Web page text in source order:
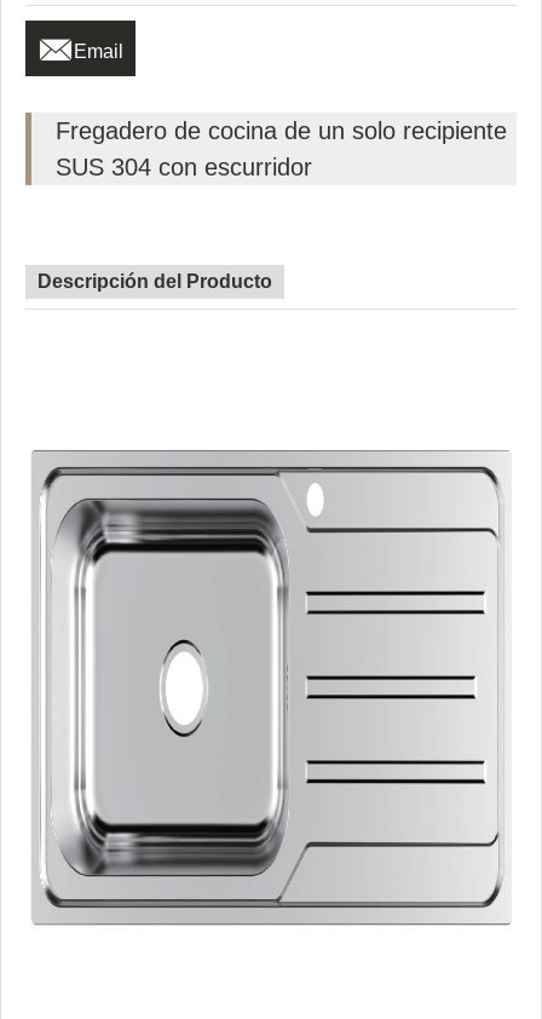
 Email
Fregadero de cocina de un solo recipiente
SUS 304 con escurridor
Descripción del Producto